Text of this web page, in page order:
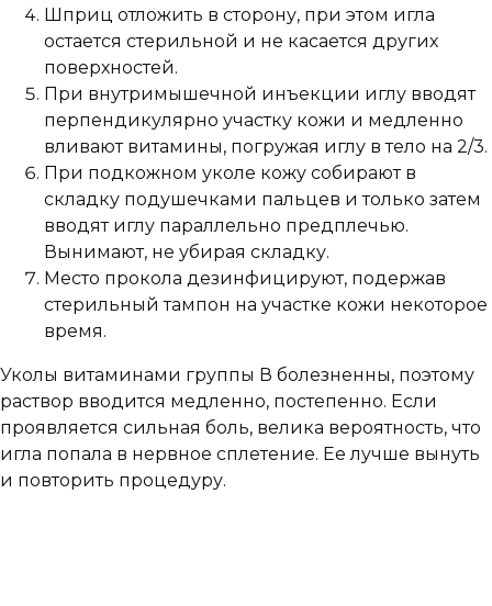
Шприц отложить в сторону, при этом игла
остается стерильной и не касается других
поверхностей.
При внутримышечной инъекции иглу вводят
перпендикулярно участку кожи и медленно
вливают витамины, погружая иглу в тело на 2/3.
При подкожном уколе кожу собирают в
складку подушечками пальцев и только затем
вводят иглу параллельно предплечью.
Вынимают, не убирая складку.
Место прокола дезинфицируют, подержав
стерильный тампон на участке кожи некоторое
время.
Уколы витаминами группы В болезненны, поэтому
раствор вводится медленно, постепенно. Если
проявляется сильная боль, велика вероятность, что
игла попала в нервное сплетение. Ее лучше вынуть
и повторить процедуру.